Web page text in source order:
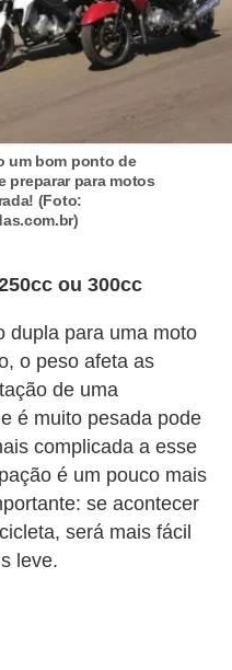
um bom ponto de
preparar para motos
(Foto:
ou 300cc
dupla para uma moto
o peso afeta as
de uma
é muito pesada pode
complicada a esse
é um pouco mais
se acontecer
será mais fácil
leve.